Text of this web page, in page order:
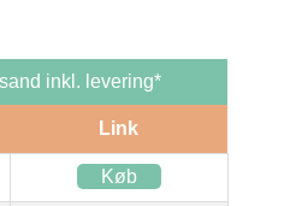
inkl. levering*
Link
Køb